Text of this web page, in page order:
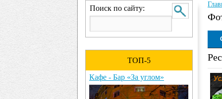
Вы
Поиск по сайту:
ТОП-5
Кафе - Бар «За углом»